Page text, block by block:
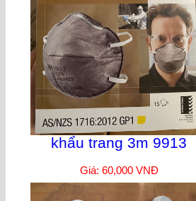
khẩu trang 3m 9913
Giá: 60,000 VNĐ